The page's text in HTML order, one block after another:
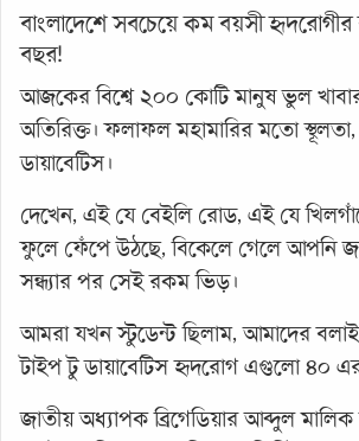
বাংলাদেশে সবচেয়ে কম বয়সী হৃদরোগীর
বছর!
আজকের বিশ্বে ২০০ কোটি মানুষ ভুল
অতিরিক্ত। ফলাফল মহামারির মতো
ডায়াবেটিস।
দেখেন, এই যে বেইলি রোড, এই যে
ফুলে ফেঁপে উঠছে, বিকেলে গেলে আপনি
সন্ধ্যার পর সেই রকম ভিড়।
আমরা যখন স্টুডেন্ট ছিলাম, আমাদের
টাইপ টু ডায়াবেটিস হৃদরোগ এগুলো ৪০
জাতীয় অধ্যাপক ব্রিগেডিয়ার আব্দুল